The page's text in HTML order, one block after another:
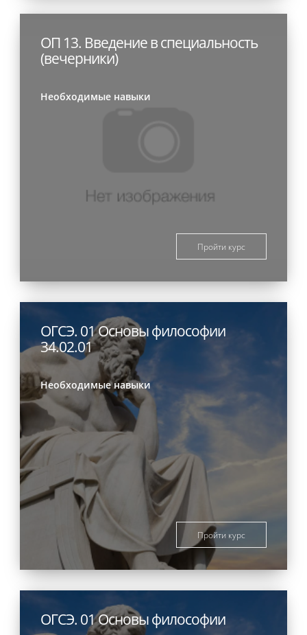
ОП 13. Введение в специальность
(вечерники)
Необходимые навыки
Пройти курс
ОГСЭ. 01 Основы философии
34.02.01
Необходимые навыки
Пройти курс
ОГСЭ. 01 Основы философии